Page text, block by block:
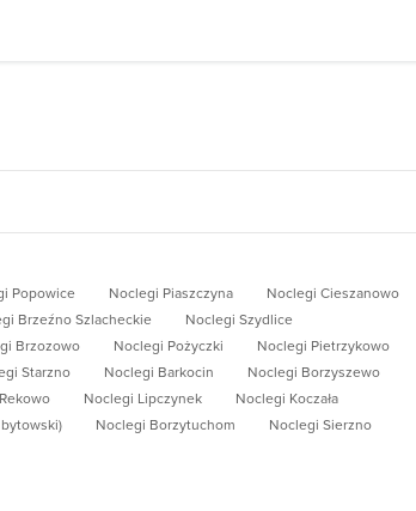
Popowice Noclegi Piaszczyna
Noclegi Cieszanowo
Brzeźno Szlacheckie
Noclegi Szydlice
Brzozowo Noclegi Pożyczki
Noclegi Pietrzykowo
Starzno Noclegi Barkocin
Noclegi Borzyszewo
Noclegi Lipczynek
Noclegi Koczała
Noclegi Borzytuchom Noclegi Sierzno